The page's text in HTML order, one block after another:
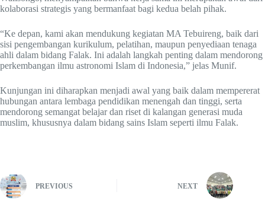
kolaborasi strategis yang bermanfaat bagi kedua belah pihak.
“Ke depan, kami akan mendukung kegiatan MA Tebuireng, baik dari
sisi pengembangan kurikulum, pelatihan, maupun penyediaan tenaga
ahli dalam bidang Falak. Ini adalah langkah penting dalam mendorong
perkembangan ilmu astronomi Islam di Indonesia,” jelas Munif.
Kunjungan ini diharapkan menjadi awal yang baik dalam mempererat
hubungan antara lembaga pendidikan menengah dan tinggi, serta
mendorong semangat belajar dan riset di kalangan generasi muda
muslim, khususnya dalam bidang sains Islam seperti ilmu Falak.
PREVIOUS NEXT